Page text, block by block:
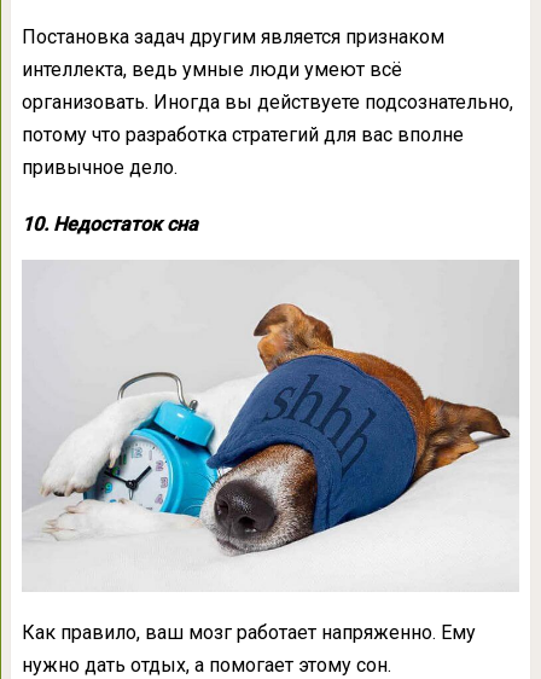
Постановка задач другим является признаком
интеллекта, ведь умные люди умеют всё
организовать. Иногда вы действуете подсознательно,
потому что разработка стратегий для вас вполне
привычное дело.
10. Недостаток сна
Как правило, ваш мозг работает напряженно. Ему
нужно дать отдых, а помогает этому сон.